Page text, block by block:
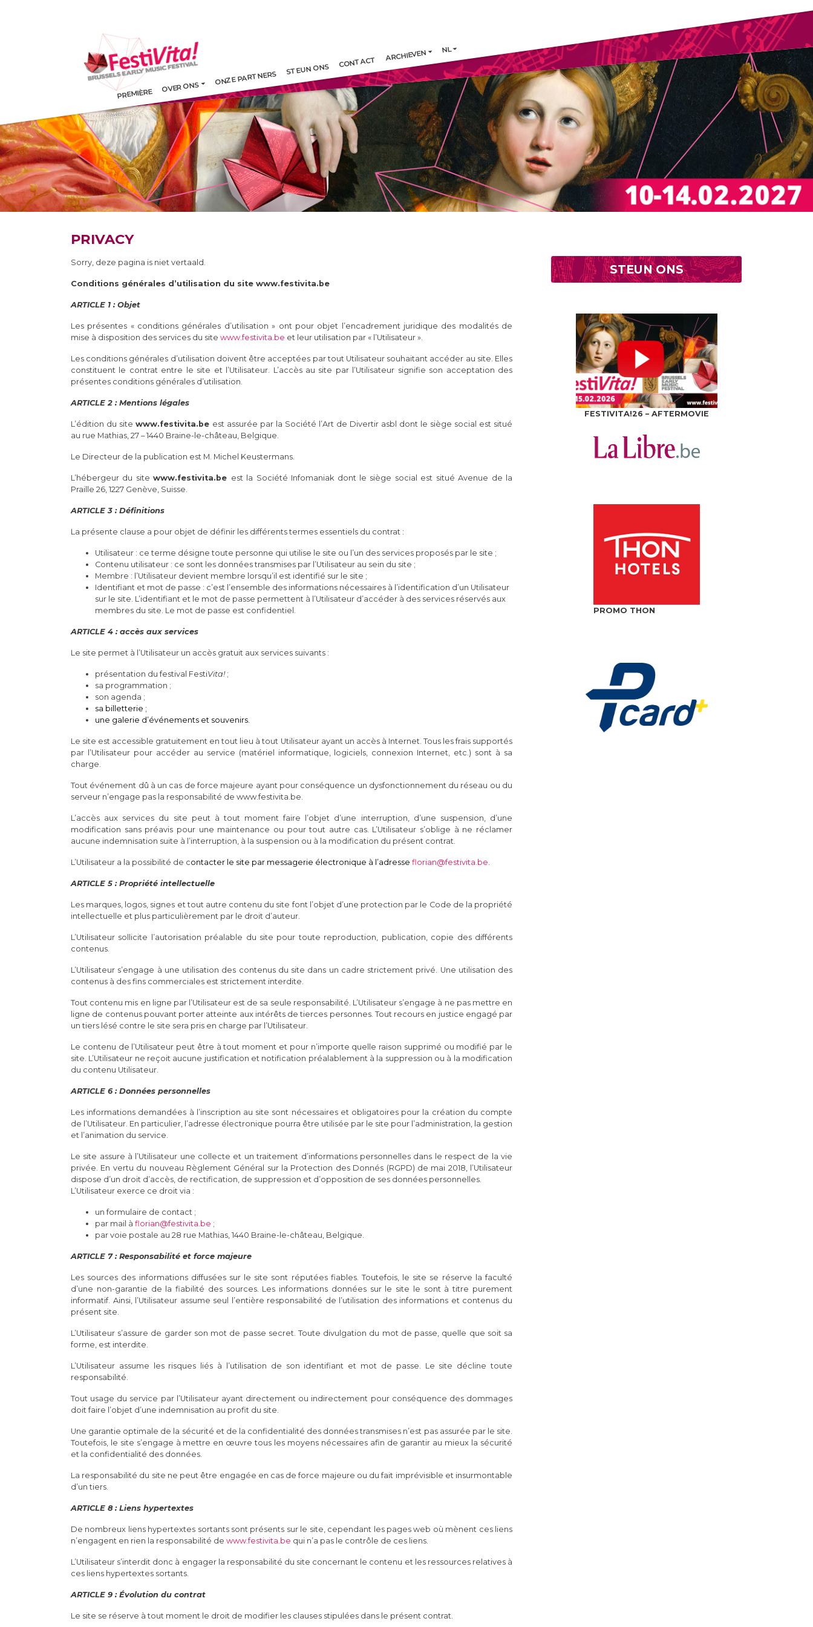
PREMIÈRE OVER ONS
ONZE PARTNERS
STEUN ONS CONTACT ARCHIEVEN NL
PRIVACY
Sorry, deze pagina is niet vertaald.
Conditions générales d’utilisation du site www.festivita.be
ARTICLE 1 : Objet
Les présentes « conditions générales d’utilisation » ont pour objet l’encadrement juridique des modalités de
mise à disposition des services du site www.festivita.be et leur utilisation par « l’Utilisateur ».
Les conditions générales d’utilisation doivent être acceptées par tout Utilisateur souhaitant accéder au site. Elles
constituent le contrat entre le site et l’Utilisateur. L’accès au site par l’Utilisateur signifie son acceptation des
présentes conditions générales d’utilisation.
ARTICLE 2 : Mentions légales
L’édition du site www.festivita.be est assurée par la Société l’Art de Divertir asbl dont le siège social est situé
au rue Mathias, 27 – 1440 Braine-le-château, Belgique.
Le Directeur de la publication est M. Michel Keustermans.
L’hébergeur du sitewww.festivita.be est la Société Infomaniak dont le siège social est situé Avenue de la
Praille 26, 1227 Genève, Suisse.
ARTICLE 3 : Définitions
La présente clause a pour objet de définir les différents termes essentiels du contrat :
Utilisateur : ce terme désigne toute personne qui utilise le site ou l’un des services proposés par le site ;
Contenu utilisateur : ce sont les données transmises par l’Utilisateur au sein du site ;
Membre : l’Utilisateur devient membre lorsqu’il est identifié sur le site ;
Identifiant et mot de passe : c’est l’ensemble des informations nécessaires à l’identification d’un Utilisateur
sur le site. L’identifiant et le mot de passe permettent à l’Utilisateur d’accéder à des services réservés aux
membres du site. Le mot de passe est confidentiel.
ARTICLE 4 : accès aux services
Le site permet à l’Utilisateur un accès gratuit aux services suivants :
présentation du festival FestiVita!;
sa programmation ;
son agenda ;
sa billetterie ;
une galerie d’événements et souvenirs.
Le site est accessible gratuitement en tout lieu à tout Utilisateur ayant un accès à Internet. Tous les frais supportés
par l’Utilisateur pour accéder au service (matériel informatique, logiciels, connexion Internet, etc.) sont à sa
charge.
Tout événement dû à un cas de force majeure ayant pour conséquence un dysfonctionnement du réseau ou du
serveur n’engage pas la responsabilité de www.festivita.be.
L’accès aux services du site peut à tout moment faire l’objet d’une interruption, d’une suspension, d’une
modification sans préavis pour une maintenance ou pour tout autre cas. L’Utilisateur s’oblige à ne réclamer
aucune indemnisation suite à l’interruption, à la suspension ou à la modification du présent contrat.
L’Utilisateur a la possibilité de contacter le site par messagerie électronique à l’adresse florian@festivita.be.
ARTICLE 5 : Propriété intellectuelle
Les marques, logos, signes et tout autre contenu du site font l’objet d’une protection par le Code de la propriété
intellectuelle et plus particulièrement par le droit d’auteur.
L’Utilisateur sollicite l’autorisation préalable du site pour toute reproduction, publication, copie des différents
contenus.
L’Utilisateur s’engage à une utilisation des contenus du site dans un cadre strictement privé. Une utilisation des
contenus à des fins commerciales est strictement interdite.
Tout contenu mis en ligne par l’Utilisateur est de sa seule responsabilité. L’Utilisateur s’engage à ne pas mettre en
ligne de contenus pouvant porter atteinte aux intérêts de tierces personnes. Tout recours en justice engagé par
un tiers lésé contre le site sera pris en charge par l’Utilisateur.
Le contenu de l’Utilisateur peut être à tout moment et pour n’importe quelle raison supprimé ou modifié par le
site. L’Utilisateur ne reçoit aucune justification et notification préalablement à la suppression ou à la modification
du contenu Utilisateur.
ARTICLE 6 : Données personnelles
Les informations demandées à l’inscription au site sont nécessaires et obligatoires pour la création du compte
de l’Utilisateur. En particulier, l’adresse électronique pourra être utilisée par le site pour l’administration, la gestion
et l’animation du service.
Le site assure à l’Utilisateur une collecte et un traitement d’informations personnelles dans le respect de la vie
privée. En vertu du nouveau Règlement Général sur la Protection des Donnés (RGPD) de mai 2018, l’Utilisateur
dispose d’un droit d’accès, de rectification, de suppression et d’opposition de ses données personnelles.
L’Utilisateur exerce ce droit via :
un formulaire de contact ;
par mail à florian@festivita.be ;
par voie postale au 28 rue Mathias, 1440 Braine-le-château, Belgique.
ARTICLE 7 : Responsabilité et force majeure
Les sources des informations diffusées sur le site sont réputées fiables. Toutefois, le site se réserve la faculté
d’une non-garantie de la fiabilité des sources. Les informations données sur le site le sont à titre purement
informatif. Ainsi, l’Utilisateur assume seul l’entière responsabilité de l’utilisation des informations et contenus du
présent site.
L’Utilisateur s’assure de garder son mot de passe secret. Toute divulgation du mot de passe, quelle que soit sa
forme, est interdite.
L’Utilisateur assume les risques liés à l’utilisation de son identifiant et mot de passe. Le site décline toute
responsabilité.
Tout usage du service par l’Utilisateur ayant directement ou indirectement pour conséquence des dommages
doit faire l’objet d’une indemnisation au profit du site.
Une garantie optimale de la sécurité et de la confidentialité des données transmises n’est pas assurée par le site.
Toutefois, le site s’engage à mettre en œuvre tous les moyens nécessaires afin de garantir au mieux la sécurité
et la confidentialité des données.
La responsabilité du site ne peut être engagée en cas de force majeure ou du fait imprévisible et insurmontable
d’un tiers.
ARTICLE 8 : Liens hypertextes
De nombreux liens hypertextes sortants sont présents sur le site, cependant les pages web où mènent ces liens
n’engagent en rien la responsabilité de www.festivita.be qui n’a pas le contrôle de ces liens.
L’Utilisateur s’interdit donc à engager la responsabilité du site concernant le contenu et les ressources relatives à
ces liens hypertextes sortants.
ARTICLE 9 : Évolution du contrat
Le site se réserve à tout moment le droit de modifier les clauses stipulées dans le présent contrat.
STEUN ONS
FESTIVITA!26 – AFTERMOVIE
PROMO THON